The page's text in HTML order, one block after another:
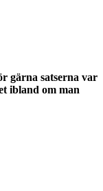
gärna satserna var
ibland om man